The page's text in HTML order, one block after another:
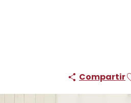
Compartir